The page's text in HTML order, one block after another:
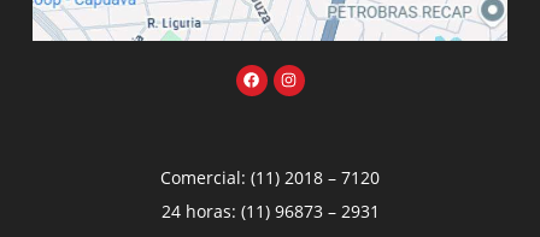
Comercial: (11) 2018 – 7120
24 horas: (11) 96873 – 2931